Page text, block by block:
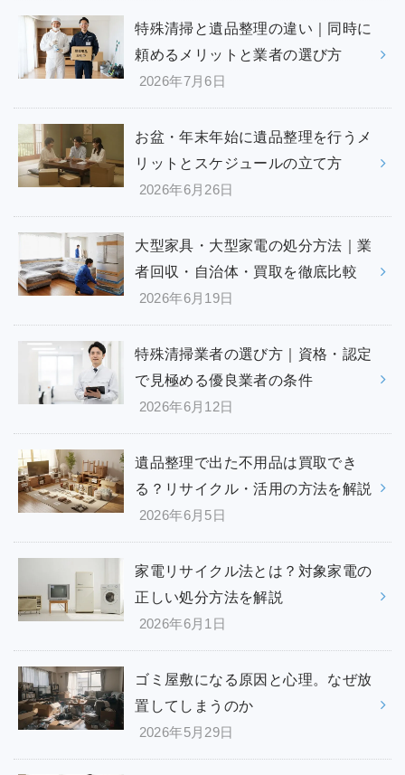
特殊清掃と遺品整理の違い｜同時に
頼めるメリットと業者の選び方
2026年7月6日
お盆・年末年始に遺品整理を行うメ
リットとスケジュールの立て方
2026年6月26日
大型家具・大型家電の処分方法｜業
者回収・自治体・買取を徹底比較
2026年6月19日
特殊清掃業者の選び方｜資格・認定
で見極める優良業者の条件
2026年6月12日
遺品整理で出た不用品は買取でき
る？リサイクル・活用の方法を解説
2026年6月5日
家電リサイクル法とは？対象家電の
正しい処分方法を解説
2026年6月1日
ゴミ屋敷になる原因と心理。なぜ放
置してしまうのか
2026年5月29日